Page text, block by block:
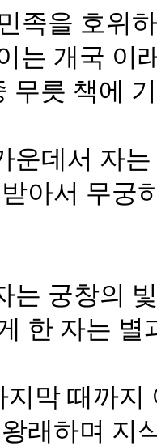
족을 호위
는 개국 이
무릇 책에
운데서 자
아서 무궁
는 궁창의
한 자는
막 때까
래하며 지